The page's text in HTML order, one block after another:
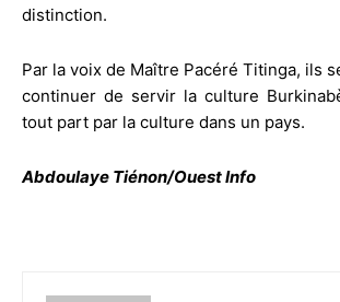
distinction.
Par la voix de Maître Pacéré Titinga, ils
continuer de servir la culture
tout part par la culture dans un pays.
Abdoulaye Tiénon/Ouest Info